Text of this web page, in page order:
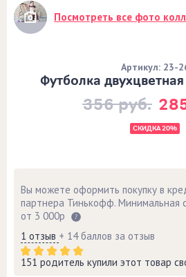
Посмотреть все фото
СКИДКА 20%
356 руб.
Футболка
Артикул: 23-
Вы можете оформить покупку в
партнера Тинькофф. Минимальная
от 3 000р
1 отзыв + 14 баллов за отзыв
151 родитель купили этот товар